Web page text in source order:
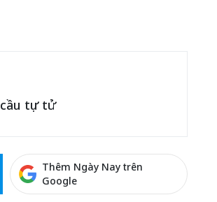
cầu tự tử
Thêm Ngày Nay trên
Google